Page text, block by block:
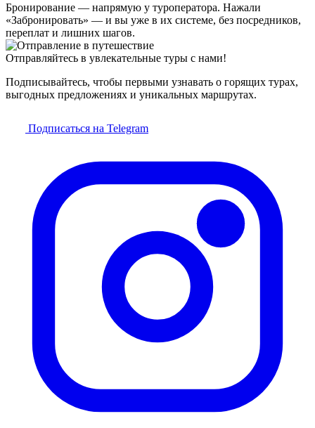
Бронирование — напрямую у туроператора. Нажали
«Забронировать» — и вы уже в их системе, без посредников,
переплат и лишних шагов.
Отправляйтесь в увлекательные туры с нами!
Подписывайтесь, чтобы первыми узнавать о горящих турах,
выгодных предложениях и уникальных маршрутах.
Подписаться на Telegram